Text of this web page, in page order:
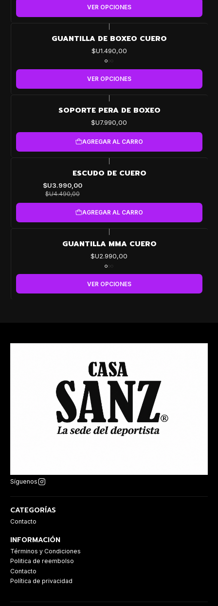
VER OPCIONES
GUANTILLA DE BOXEO CUERO
$U1.490,00
VER OPCIONES
SOPORTE PERA DE BOXEO
$U7.990,00
AGREGAR AL CARRO
ESCUDO DE CUERO
$U3.990,00
$U4.490,00
AGREGAR AL CARRO
GUANTILLA MMA CUERO
$U2.990,00
VER OPCIONES
Síguenos
CATEGORÍAS
Contacto
INFORMACIÓN
Términos y Condiciones
Politica de reembolso
Contacto
Política de privacidad